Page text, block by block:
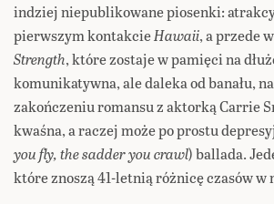
indziej niepublikowane piosenki:
pierwszym kontakcieHawaii, a przede
Strength, które zostaje w pamięci na
komunikatywna, ale daleka od banału,
zakończeniu romansu z aktorką Carrie
kwaśna, a raczej może po prostu
you fly, the sadder you crawl) ballada.
które znoszą 41-letnią różnicę czasów w